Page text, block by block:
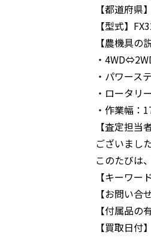
【都道府県
【型式】
【農機具の
・
・パワース
・ロータリ
・作業幅：
【査定担当
ございまし
このたびは
【キーワード
【お問い合
【付属品の
【買取日付】